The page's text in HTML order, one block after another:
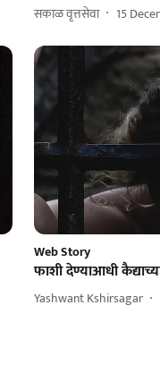
सकाळ वृत्तसेवा 15
Web Story
फाशी देण्याआधी
Yashwant Kshirsagar